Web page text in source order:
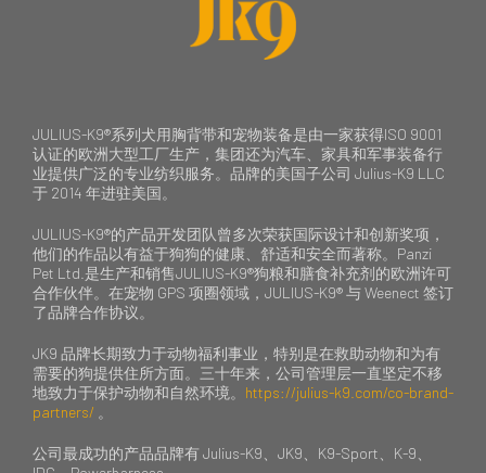
JULIUS-K9®系列犬用胸背带和宠物装备是由一家获得ISO 9001
认证的欧洲大型工厂生产，集团还为汽车、家具和军事装备行
业提供广泛的专业纺织服务。品牌的美国子公司 Julius-K9 LLC
于 2014 年进驻美国。
JULIUS-K9®的产品开发团队曾多次荣获国际设计和创新奖项，
他们的作品以有益于狗狗的健康、舒适和安全而著称。Panzi
Pet Ltd.是生产和销售JULIUS-K9®狗粮和膳食补充剂的欧洲许可
合作伙伴。在宠物 GPS 项圈领域，JULIUS-K9® 与 Weenect 签订
了品牌合作协议。
JK9 品牌长期致力于动物福利事业，特别是在救助动物和为有
需要的狗提供住所方面。三十年来，公司管理层一直坚定不移
地致力于保护动物和自然环境。 https://julius-k9.com/co-brand-
partners/ 。
公司最成功的产品品牌有 Julius-K9、JK9、K9-Sport、K-9、